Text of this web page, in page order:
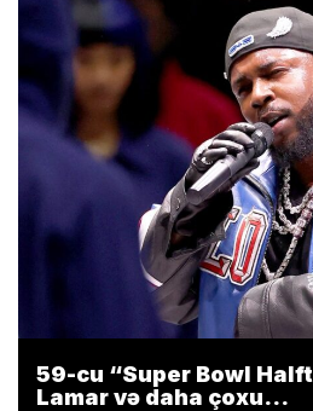
59-cu “Super Bowl
Lamar və daha çoxu…